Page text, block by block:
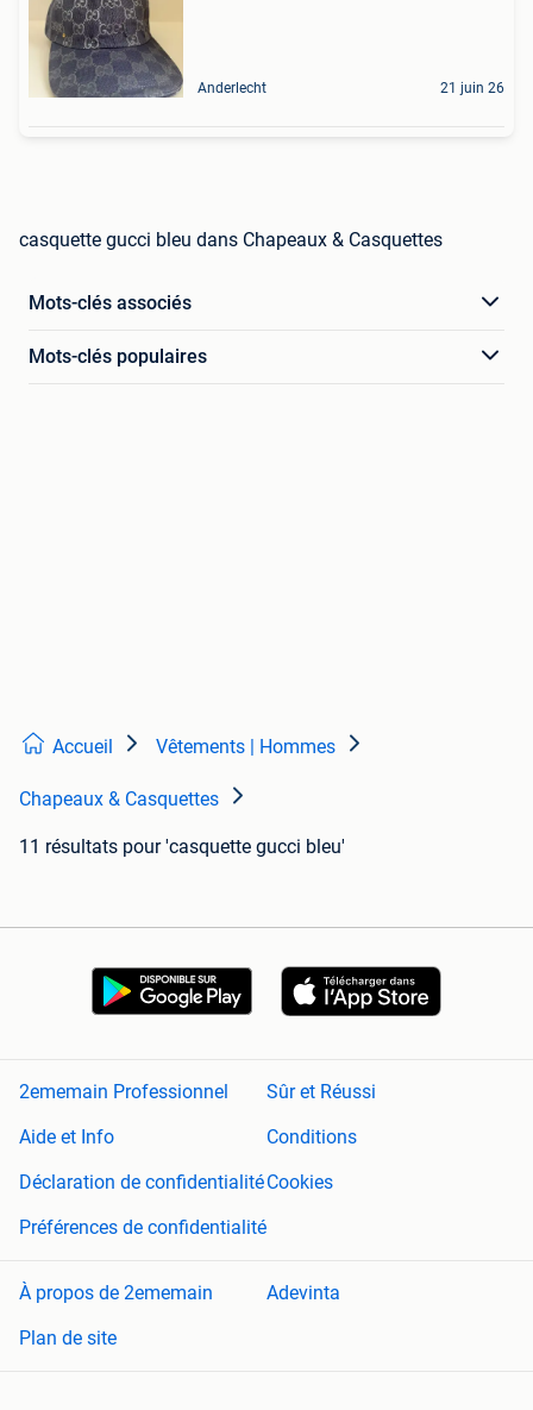
Anderlecht 21 juin 26
casquette gucci bleu dans Chapeaux & Casquettes
Mots-clés associés
Mots-clés populaires
Accueil Vêtements | Hommes
Chapeaux & Casquettes
11 résultats pour 'casquette gucci bleu'
2ememain Professionnel
Sûr et Réussi
Aide et Info
Conditions
Déclaration de confidentialitéCookies
Préférences de confidentialité
À propos de 2ememain
Adevinta
Plan de site